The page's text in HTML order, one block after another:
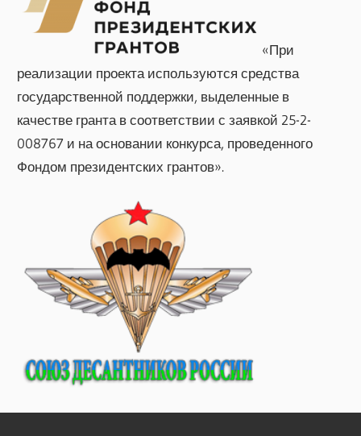
«При
реализации проекта используются средства
государственной поддержки, выделенные в
качестве гранта в соответствии с заявкой 25-2-
008767 и на основании конкурса, проведенного
Фондом президентских грантов».